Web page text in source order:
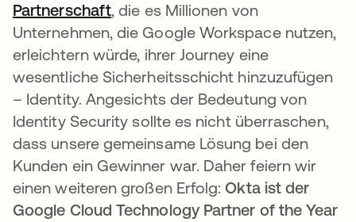
Partnerschaftwird in einer neuen Registerkarte
, die es Millionen von
Unternehmen, die Google Workspace nutzen,
erleichtern würde, ihrer Journey eine
wesentliche Sicherheitsschicht hinzuzufügen
– Identity. Angesichts der Bedeutung von
Identity Security sollte es nicht überraschen,
dass unsere gemeinsame Lösung bei den
Kunden ein Gewinner war. Daher feiern wir
einen weiteren großen Erfolg:Okta ist der
Google Cloud Technology Partner of the Year